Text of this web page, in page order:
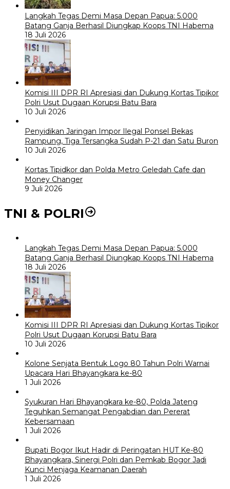
Langkah Tegas Demi Masa Depan Papua: 5.000
Batang Ganja Berhasil Diungkap Koops TNI Habema
18 Juli 2026
Komisi III DPR RI Apresiasi dan Dukung Kortas Tipikor
Polri Usut Dugaan Korupsi Batu Bara
10 Juli 2026
Penyidikan Jaringan Impor Ilegal Ponsel Bekas
Rampung, Tiga Tersangka Sudah P-21 dan Satu Buron
10 Juli 2026
Kortas Tipidkor dan Polda Metro Geledah Cafe dan
Money Changer
9 Juli 2026
TNI & POLRI
Langkah Tegas Demi Masa Depan Papua: 5.000
Batang Ganja Berhasil Diungkap Koops TNI Habema
18 Juli 2026
Komisi III DPR RI Apresiasi dan Dukung Kortas Tipikor
Polri Usut Dugaan Korupsi Batu Bara
10 Juli 2026
Kolone Senjata Bentuk Logo 80 Tahun Polri Warnai
Upacara Hari Bhayangkara ke-80
1 Juli 2026
Syukuran Hari Bhayangkara ke-80, Polda Jateng
Teguhkan Semangat Pengabdian dan Pererat
Kebersamaan
1 Juli 2026
Bupati Bogor Ikut Hadir di Peringatan HUT Ke-80
Bhayangkara, Sinergi Polri dan Pemkab Bogor Jadi
Kunci Menjaga Keamanan Daerah
1 Juli 2026